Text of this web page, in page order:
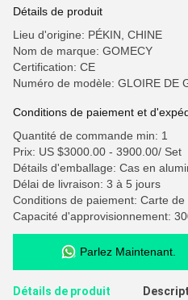
Détails de produit
Lieu d'origine: PÉKIN, CHINE
Nom de marque: GOMECY
Certification: CE
Numéro de modèle: GLOIRE DE
Conditions de paiement et
Quantité de commande min: 1
Prix: US $3000.00 - 3900.00/ Set
Détails d'emballage: Cas en
Délai de livraison: 3 à 5 jours
Conditions de paiement: Carte
Capacité d'approvisionnement:
Parlez Maintenant.
Détails de produit